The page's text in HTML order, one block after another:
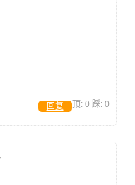
顶: 0 踩: 0
回复